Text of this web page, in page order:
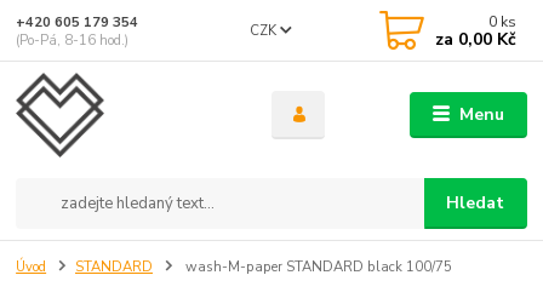
Menu
CZK
Hledat
+420 605 179 354
(Po-Pá, 8-16 hod.)
0 ks
za 0,00 Kč
Úvod STANDARD wash-M-paper STANDARD black 100/75